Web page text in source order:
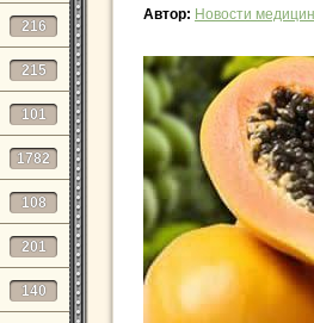
216
215
101
1782
108
201
140
Автор: Новости